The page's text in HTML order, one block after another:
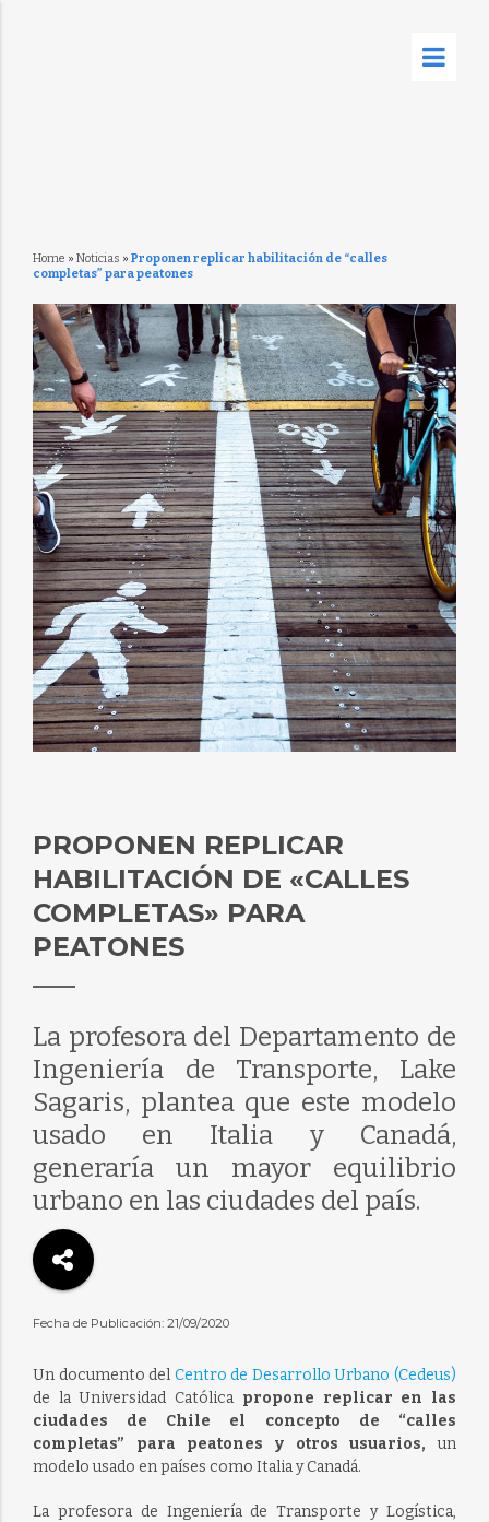
Home » Noticias » Proponen replicar habilitación de “calles
completas” para peatones
PROPONEN REPLICAR
HABILITACIÓN DE «CALLES
COMPLETAS» PARA
PEATONES
La profesora del Departamento de
Ingeniería de Transporte, Lake
Sagaris, plantea que este modelo
usado en Italia y Canadá,
generaría un mayor equilibrio
urbano en las ciudades del país.
Fecha de Publicación: 21/09/2020
Un documento del Centro de Desarrollo Urbano (Cedeus)
de la Universidad Católica propone replicar en las
ciudades de Chile el concepto de “calles
completas” para peatones y otros usuarios, un
modelo usado en países como Italia y Canadá.
La profesora de Ingeniería de Transporte y Logística,